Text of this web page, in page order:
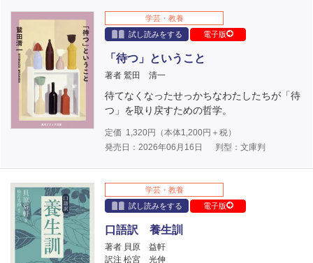
学芸・教養
試し読みをする
電子版
「待つ」ということ
著者 鷲田 清一
待てなくなったせっかちなわたしたちが「待
つ」を取り戻すための哲学。
定価 1,320円（本体1,200円＋税）
発売日：2026年06月16日
判型：文庫判
学芸・教養
試し読みをする
電子版
口語訳 養生訓
著者 貝原 益軒
訳注 松宮 光伸